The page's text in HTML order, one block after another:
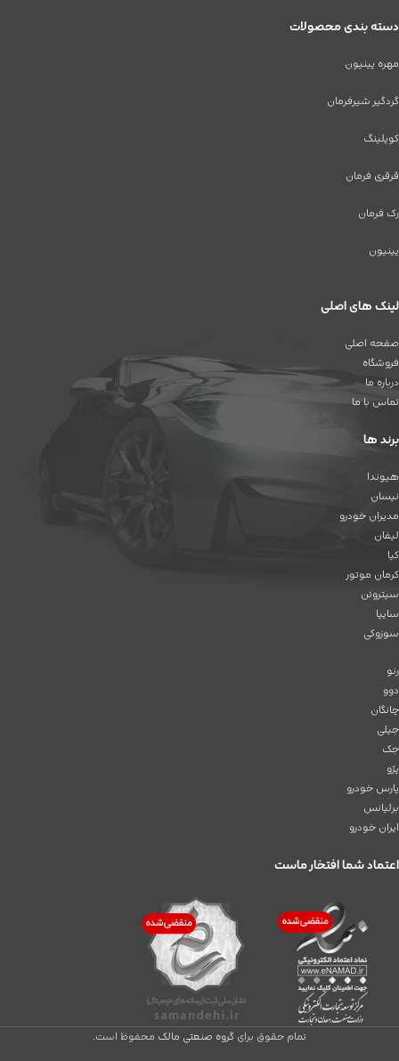
دسته بندی محصولات
مهره پینیون
گردگیر شیرفرمان
کوپلینگ
قرقری فرمان
رک فرمان
پینیون
لینک های اصلی
صفحه اصلی
فروشگاه
درباره ما
تماس با ما
برند ها
هیوندا
نیسان
مدیران خودرو
لیفان
کیا
کرمان موتور
سیتروئن
سایپا
سوزوکی
رنو
دوو
چانگان
جیلی
جک
پژو
پارس خودرو
برلیانس
ایران خودرو
اعتماد شما افتخار ماست
تمام حقوق برای گروه صنعتی مالک محفوظ است.